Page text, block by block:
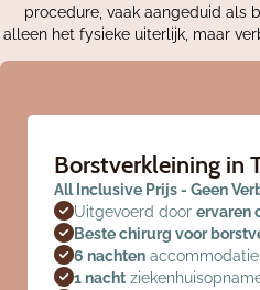
procedure, vaak aangeduid als
alleen het fysieke uiterlijk, maar
Borstverkleining in
All Inclusive Prijs - Geen
Uitgevoerd doorervaren
Beste chirurg voor
6 nachten
1 nacht